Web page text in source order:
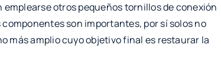
otros pequeños tornillos de conexión
son importantes, por sí solos no
más amplio cuyo objetivo final es restaurar la